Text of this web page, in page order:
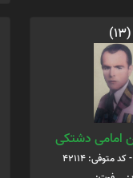
(13)
دشتکی